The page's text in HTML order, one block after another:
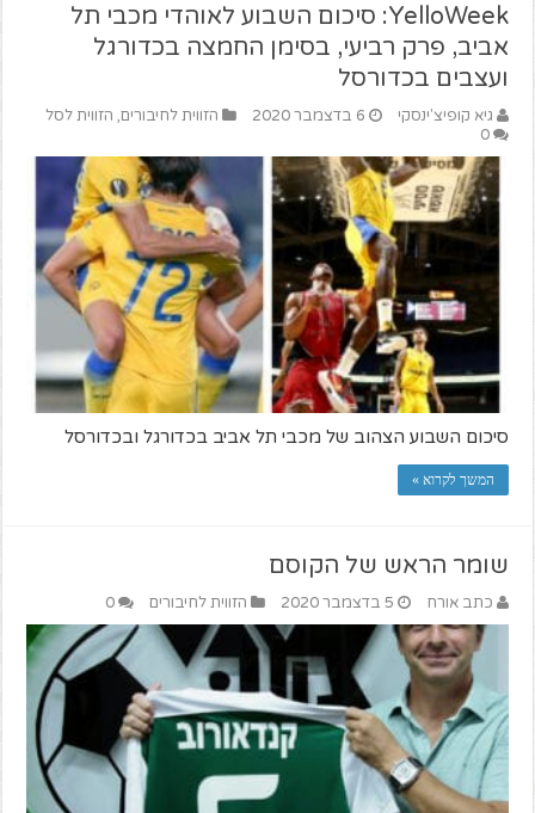
YelloWeek: סיכום השבוע לאוהדי מכבי תל
אביב, פרק רביעי, בסימן החמצה בכדורגל
ועצבים בכדורסל
גיא קופיצ'ינסקי 6 בדצמבר 2020 הזווית לחיבורים, הזווית לסל
0
סיכום השבוע הצהוב של מכבי תל אביב בכדורגל ובכדורסל
המשך לקרוא »
שומר הראש של הקוסם
כתב אורח 5 בדצמבר 2020 הזווית לחיבורים 0